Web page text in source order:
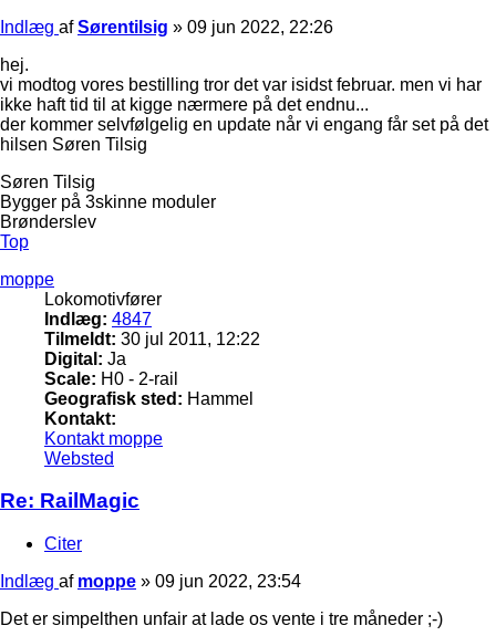
Indlæg afSørentilsig » 09 jun 2022, 22:26
hej.
vi modtog vores bestilling tror det var isidst februar. men vi har
ikke haft tid til at kigge nærmere på det endnu...
der kommer selvfølgelig en update når vi engang får set på det
hilsen Søren Tilsig
Søren Tilsig
Bygger på 3skinne moduler
Brønderslev
Top
moppe
Lokomotivfører
Indlæg: 4847
Tilmeldt: 30 jul 2011, 12:22
Digital: Ja
Scale: H0 - 2-rail
Geografisk sted: Hammel
Kontakt:
Kontakt moppe
Websted
Re: RailMagic
Citer
Indlæg af moppe » 09 jun 2022, 23:54
Det er simpelthen unfair at lade os vente i tre måneder ;-)